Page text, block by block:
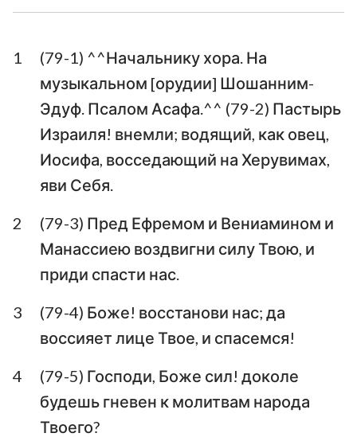
Есфирь Иов
Псалтирь Притчи
Екклесиаст Песни Песней
Иеремия
Даниил Осия
Иоиль
Авдия Иона
Михей Наум
Аввакум Софония
Аггей
1
(79-1) ^^Начальнику хора. На
музыкальном [орудии] Шошанним-
Эдуф. Псалом Асафа.^^ (79-2) Пастырь
Израиля! внемли; водящий, как овец,
Иосифа, восседающий на Херувимах,
яви Себя.
2
(79-3) Пред Ефремом и Вениамином и
Манассиею воздвигни силу Твою, и
приди спасти нас.
3
(79-4) Боже! восстанови нас; да
воссияет лице Твое, и спасемся!
4
(79-5) Господи, Боже сил! доколе
будешь гневен к молитвам народа
Твоего?